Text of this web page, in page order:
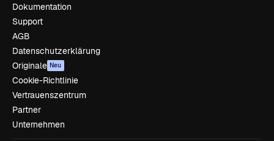
Dokumentation
Support
AGB
Datenschutzerklärung
Originale Neu
Cookie-Richtlinie
Vertrauenszentrum
Partner
Unternehmen